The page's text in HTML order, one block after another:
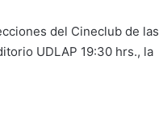
del Cineclub de las
UDLAP 19:30 hrs., la